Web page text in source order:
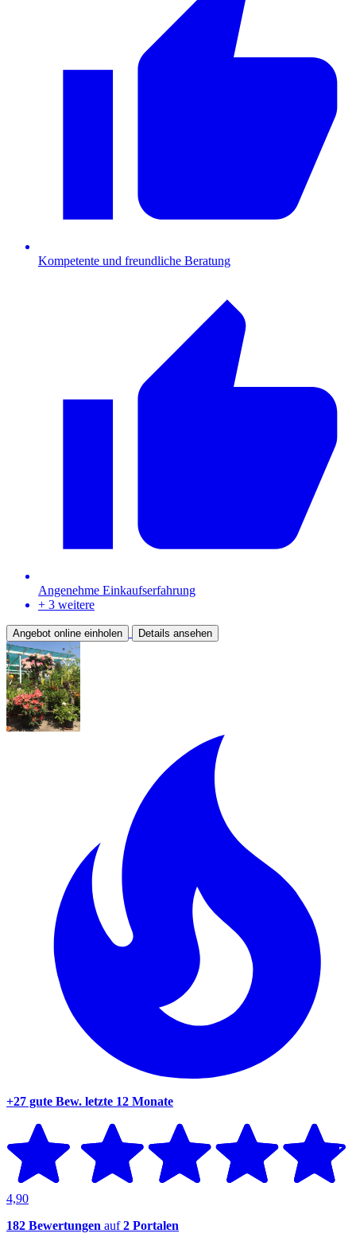
Kompetente und freundliche Beratung
Angenehme Einkaufserfahrung
+ 3 weitere
Angebot online einholen Details ansehen
+27 gute Bew. letzte 12 Monate
4,90
182 Bewertungen auf2 Portalen